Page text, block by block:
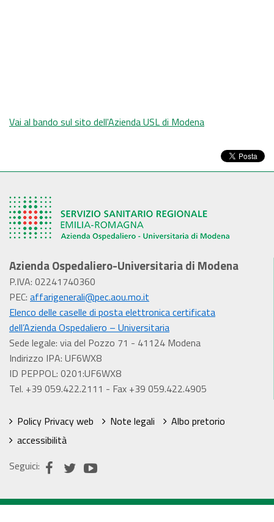
Vai al bando sul sito dell'Azienda USL di Modena
Azienda Ospedaliero-Universitaria di Modena
P.IVA: 02241740360
PEC: affarigenerali@pec.aou.mo.it
Elenco delle caselle di posta elettronica certificata
dell’Azienda Ospedaliero – Universitaria
Sede legale: via del Pozzo 71 - 41124 Modena
Indirizzo IPA: UF6WX8
ID PEPPOL: 0201:UF6WX8
Tel. +39 059.422.2111 - Fax +39 059.422.4905
Policy Privacy web Note legali
Albo pretorio
accessibilità
Seguici: